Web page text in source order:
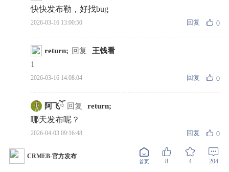
CRMEB-官方发布
首页 8 4 204
快快发布勒，好找bug
2026-03-16 13:00:50 回复 0
return; 回复 王钱看
1
2026-03-16 14:08:04 回复 0
阿飞ོ 回复 return;
哪天发布呢？
2026-04-03 09:16:48 回复 0
return; 回复